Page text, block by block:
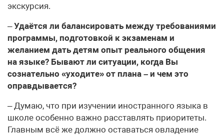
экскурсия.
–Удаётся ли балансировать между требованиями
программы, подготовкой к экзаменам и
желанием дать детям опыт реального общения
на языке? Бывают ли ситуации, когда Вы
сознательно «уходите» от плана – и чем это
оправдывается?
– Думаю, что при изучении иностранного языка в
школе особенно важно расставлять приоритеты.
Главным всё же должно оставаться овладение